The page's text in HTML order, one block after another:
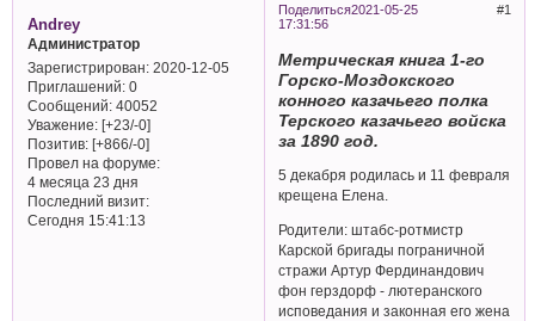
Поделиться 1
2021-05-25
17:31:56
Andrey
Администратор
Зарегистрирован: 2020-12-05
Приглашений:0
Сообщений:40052
Уважение: [+23/-0]
Позитив: [+866/-0]
Провел на форуме:
4 месяца 23 дня
Последний визит:
Сегодня 15:41:13
Метрическая книга 1-го
Горско-Моздокского
конного казачьего полка
Терского казачьего войска
за 1890 год.
5 декабря родилась и 11 февраля
крещена Елена.
Родители: штабс-ротмистр
Карской бригады пограничной
стражи Артур Фердинандович
фон герздорф - лютеранского
исповедания и законная его жена